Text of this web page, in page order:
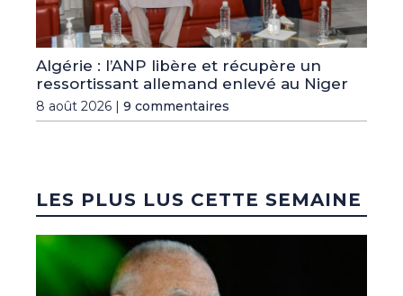
Algérie : l’ANP libère et récupère un
ressortissant allemand enlevé au Niger
8 août 2026 | 9 commentaires
LES PLUS LUS CETTE SEMAINE